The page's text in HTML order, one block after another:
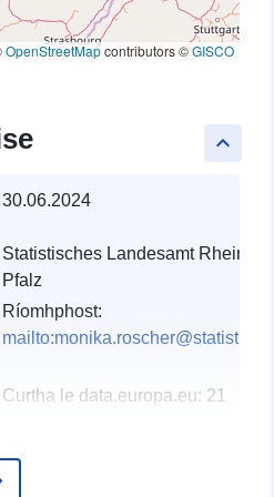
OpenStreetMapcontributors ©GISCO
keyboard_arrow_up
30.06.2024
Statistisches Landesamt
Pfalz
Ríomhphost:
Curtha le data.europa.eu: 21
04 August 2026